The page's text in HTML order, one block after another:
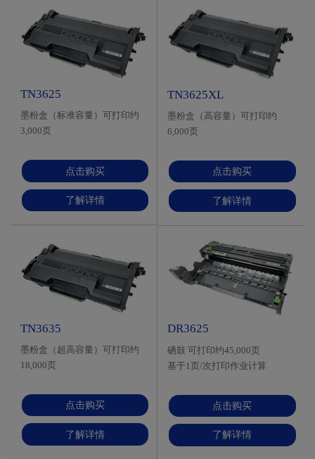
TN3625
墨粉盒（标准容量）可打印约
3,000页
点击购买
了解详情
TN3625XL
墨粉盒（高容量）可打印约
6,000页
点击购买
了解详情
TN3635
墨粉盒（超高容量）可打印约
18,000页
点击购买
了解详情
DR3625
硒鼓 可打印约45,000页
基于1页/次打印作业计算
点击购买
了解详情